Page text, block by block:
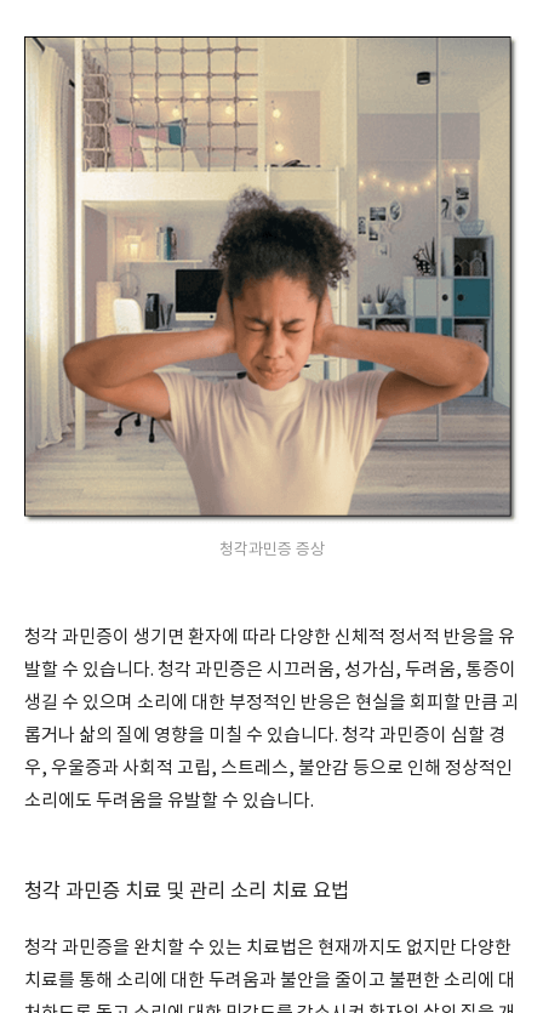
청각과민증 증상
청각 과민증이 생기면 환자에 따라 다양한 신체적 정서적 반응을 유
발할 수 있습니다. 청각 과민증은 시끄러움, 성가심, 두려움, 통증이
생길 수 있으며 소리에 대한 부정적인 반응은 현실을 회피할 만큼 괴
롭거나 삶의 질에 영향을 미칠 수 있습니다. 청각 과민증이 심할 경
우, 우울증과 사회적 고립, 스트레스, 불안감 등으로 인해 정상적인
소리에도 두려움을 유발할 수 있습니다.
청각 과민증 치료 및 관리 소리 치료 요법
청각 과민증을 완치할 수 있는 치료법은 현재까지도 없지만 다양한
치료를 통해 소리에 대한 두려움과 불안을 줄이고 불편한 소리에 대